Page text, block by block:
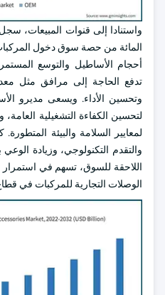
أحجام الأساطيل والتوسع
تدفع الحاجة إلى مرافق مثل
وتحسين الأداء. ويسعى مديرو
لتحسين الكفاءة التشغيلية
لمعايير السلامة والبيئة
والتقدم التكنولوجي، وزيادة
اللاحقة للسوق، تسهم في
الوصلات التجارية للمركبات في